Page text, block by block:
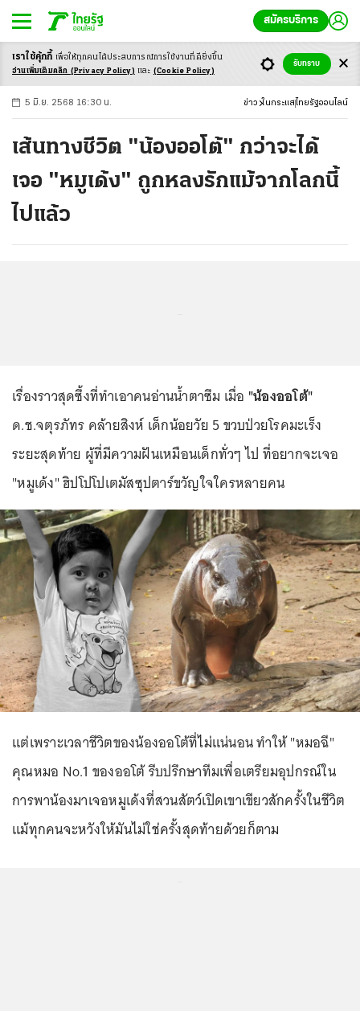
สมัครบริการ
-ก ก ก+
5 มิ.ย. 2568 16:30 น. ข่าว ในกระแส ไทยรัฐออนไลน์
เส้นทางชีวิต "น้องออโต้" กว่าจะได้
เจอ "หมูเด้ง" ถูกหลงรักแม้จากโลกนี้
ไปแล้ว
เรื่องราวสุดซึ้งที่ทำเอาคนอ่านน้ำตาซึม เมื่อ "น้องออโต้"
ด.ช.จตุรภัทร คล้ายสิงห์ เด็กน้อยวัย 5 ขวบป่วยโรคมะเร็ง
ระยะสุดท้าย ผู้ที่มีความฝันเหมือนเด็กทั่วๆ ไป ที่อยากจะเจอ
"หมูเด้ง" ฮิปโปโปเตมัสซุปตาร์ขวัญใจใครหลายคน
แต่เพราะเวลาชีวิตของน้องออโต้ที่ไม่แน่นอน ทำให้ "หมอฉี"
คุณหมอ No.1 ของออโต้ รีบปรึกษาทีมเพื่อเตรียมอุปกรณ์ใน
การพาน้องมาเจอหมูเด้งที่สวนสัตว์เปิดเขาเขียวสักครั้งในชีวิต
แม้ทุกคนจะหวังให้มันไม่ใช่ครั้งสุดท้ายด้วยก็ตาม
เราใช้คุ้กกี้ เพื่อให้ทุกคนได้ประสบการณ์การใช้งานที่ดียิ่งขึ้น
อ่านเพิ่มเติมคลิก (Privacy Policy) และ (Cookie Policy)
รับทราบ